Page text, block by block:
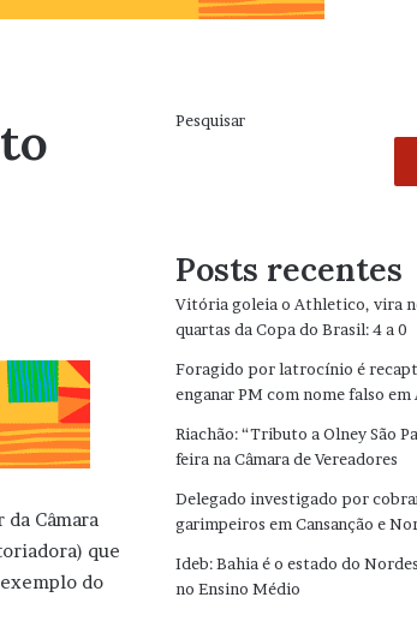
Câmara
que
do
Pesquisar
Posts recentes
Vitória goleia o Athletico, vira
quartas da Copa do Brasil: 4 a 0
Foragido por latrocínio é
enganar PM com nome falso em
Riachão: “Tributo a Olney São
feira na Câmara de Vereadores
Delegado investigado por
garimpeiros em Cansanção e
Ideb: Bahia é o estado do
no Ensino Médio